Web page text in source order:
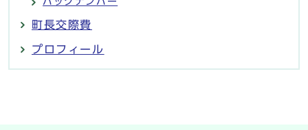
町長交際費
プロフィール